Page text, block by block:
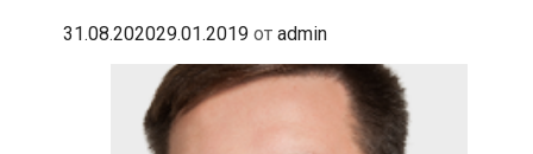
31.08.202029.01.2019 от admin